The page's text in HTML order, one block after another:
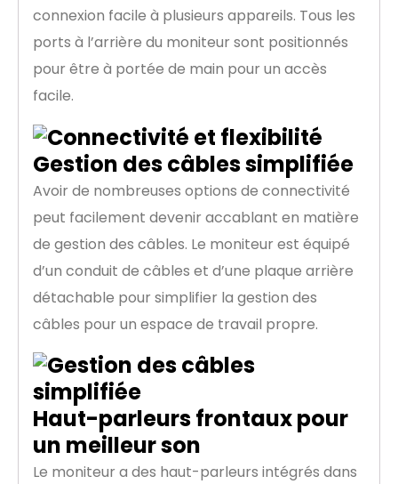
connexion facile à plusieurs appareils. Tous les
ports à l’arrière du moniteur sont positionnés
pour être à portée de main pour un accès
facile.
Gestion des câbles simplifiée
Avoir de nombreuses options de connectivité
peut facilement devenir accablant en matière
de gestion des câbles. Le moniteur est équipé
d’un conduit de câbles et d’une plaque arrière
détachable pour simplifier la gestion des
câbles pour un espace de travail propre.
Haut-parleurs frontaux pour
un meilleur son
Le moniteur a des haut-parleurs intégrés dans